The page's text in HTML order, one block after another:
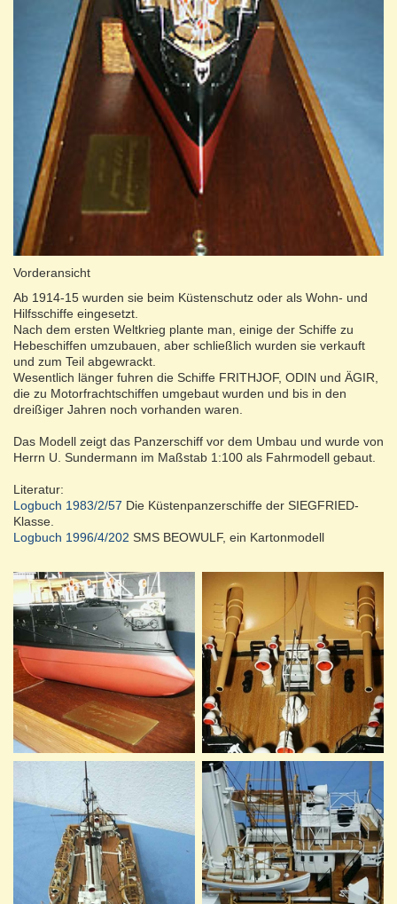
Vorderansicht
Ab 1914-15 wurden sie beim Küstenschutz oder als Wohn- und
Hilfsschiffe eingesetzt.
Nach dem ersten Weltkrieg plante man, einige der Schiffe zu
Hebeschiffen umzubauen, aber schließlich wurden sie verkauft
und zum Teil abgewrackt.
Wesentlich länger fuhren die Schiffe FRITHJOF, ODIN und ÄGIR,
die zu Motorfrachtschiffen umgebaut wurden und bis in den
dreißiger Jahren noch vorhanden waren.
Das Modell zeigt das Panzerschiff vor dem Umbau und wurde von
Herrn U. Sundermann im Maßstab 1:100 als Fahrmodell gebaut.
Literatur:
Logbuch 1983/2/57 Die Küstenpanzerschiffe der SIEGFRIED-
Klasse.
Logbuch 1996/4/202 SMS BEOWULF, ein Kartonmodell